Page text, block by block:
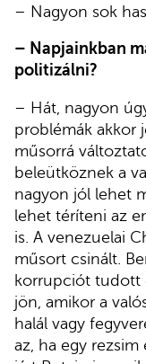
– Nagyon sok
– Napjainkban
politizálni?
– Hát, nagyon
problémák akkor
műsorrá
beleütköznek a
nagyon jól lehet
lehet téríteni az
is. A venezuelai
műsort csinált.
korrupciót tudott
jön, amikor a
halál vagy
az, ha egy rezsim